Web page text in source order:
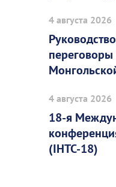
4 августа 2026
переговоры
4 августа 2026
18-я
(IHTC-18)